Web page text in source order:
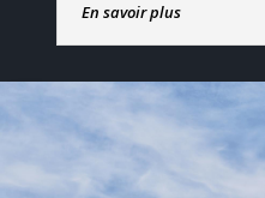
En savoir plus